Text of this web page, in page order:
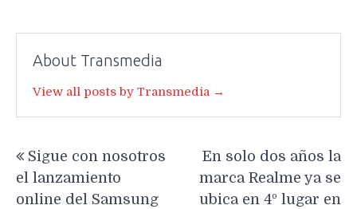
About Transmedia
View all posts by Transmedia →
de
entradas
Sigue con nosotros
el lanzamiento
online del Samsung
En solo dos años la
marca Realme ya se
ubica en 4º lugar en